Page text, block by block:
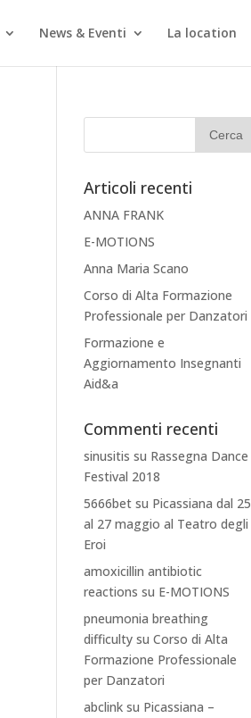
News & Eventi La location
Articoli recenti
ANNA FRANK
E-MOTIONS
Anna Maria Scano
Corso di Alta Formazione
Professionale per Danzatori
Formazione e
Aggiornamento Insegnanti
Aid&a
Commenti recenti
sinusitis su Rassegna Dance
Festival 2018
5666bet su Picassiana dal 25
al 27 maggio al Teatro degli
Eroi
amoxicillin antibiotic
reactions su E-MOTIONS
pneumonia breathing
difficulty suCorso di Alta
Formazione Professionale
per Danzatori
abclink su Picassiana –